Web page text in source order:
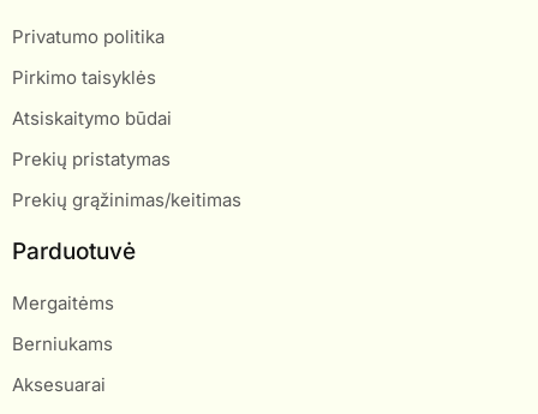
Privatumo politika
Pirkimo taisyklės
Atsiskaitymo būdai
Prekių pristatymas
Prekių grąžinimas/keitimas
Parduotuvė
Mergaitėms
Berniukams
Aksesuarai